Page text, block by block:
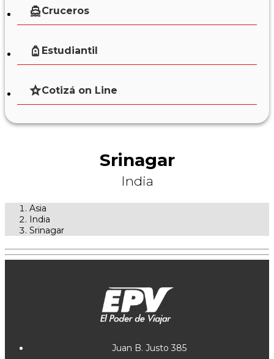
Cruceros
Estudiantil
Cotizá on Line
Srinagar
India
Asia
India
Srinagar
Juan B. Justo 385